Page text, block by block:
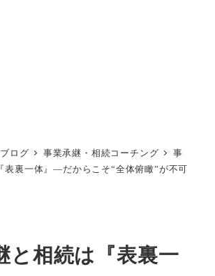
ブログ 事業承継・相続コーチング
事
表裏一体』―だからこそ“全体俯瞰”が不可
と相続は『表裏一